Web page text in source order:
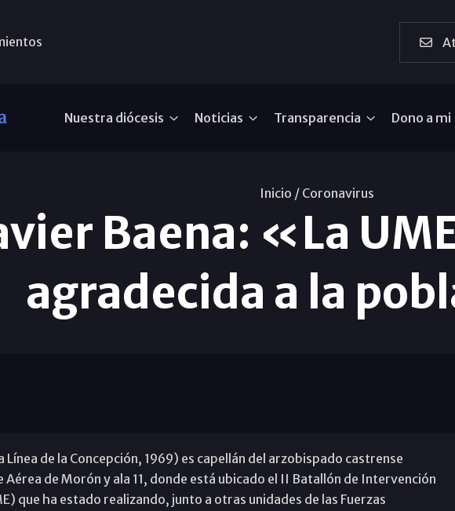
Nuestra diócesis Noticias Transparencia Dono a
Inicio / Coronavirus
Baena: «La
agradecida a la
Línea de la Concepción, 1969) es capellán del arzobispado castrense
Aérea de Morón y ala 11, donde está ubicado el II Batallón de Intervención
que ha estado realizando, junto a otras unidades de las Fuerzas